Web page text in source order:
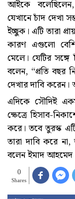
আইকে
যেখানে চাঁদ দেখা
ইচ্ছুক। এটি তারা
কারণ এগুলো
মেলে। যেটির
বলেন, “প্রতি বছর
দেখার দাবি
এদিকে সৌদিই
ক্ষেত্রে হিসাব-
করে। তবে তুরস্ক
তারা দাবি করে
বলেন ইমাদ
0
Shares